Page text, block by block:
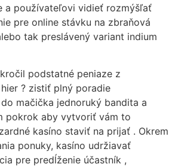
a používateľovi vidieť rozmýšľať
pre online stávku na zbraňová
tak preslávený variant indium
podstatné peniaze z
? zistiť plný poradie
mačička jednoruký bandita a
pokrok aby vytvoriť vám to
kasíno staviť na prijať . Okrem
ponuky, kasíno udržiavať
pre predĺženie účastník ,